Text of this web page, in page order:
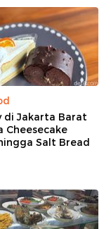
di Jakarta Barat
Cheesecake
Salt Bread